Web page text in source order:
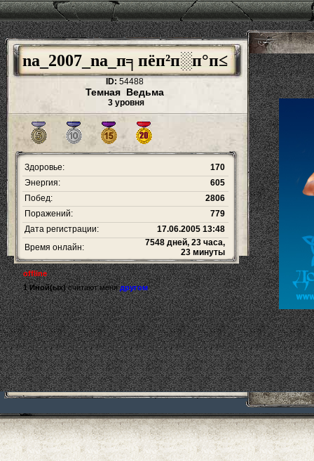
na_2007_na_п╕пёп²п░п°п≤
ID: 54488
Темная Ведьма
3 уровня
Здоровье:
170
Энергия:
605
Побед:
2806
Поражений:
779
Дата регистрации:
17.06.2005 13:48
Время онлайн:
7548 дней, 23 часа,
23 минуты
offline
1 Иной(ых)считают менядругом .